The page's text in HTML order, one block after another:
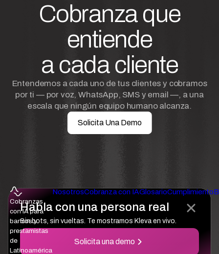
Habla con una persona real
Sin bots, sin vueltas. Te mostramos Kleva en vivo.
Solicita una demo
Cobranza que
entiende
a cada cliente
Entendemos a cada uno de tus clientes y cobramos
por ti — por voz, WhatsApp, SMS y email —, a una
escala que ningún equipo humano alcanza.
Solicita Una Demo
Cobranzas
con IA para
bancos y
prestamistas
de
Latinoamérica
NosotrosCobranza con IAGlosarioCumplimiento